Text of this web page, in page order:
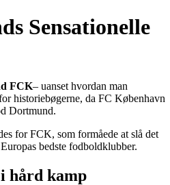
Sensationelle
FCK– uanset hvordan man
historiebøgerne, da FC København
Dortmund.
for FCK, som formåede at slå det
bedste fodboldklubber.
hård kamp